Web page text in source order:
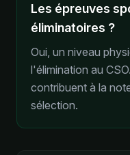
Les épreuves
éliminatoires ?
Oui, un niveau
l'élimination au
contribuent à la
sélection.